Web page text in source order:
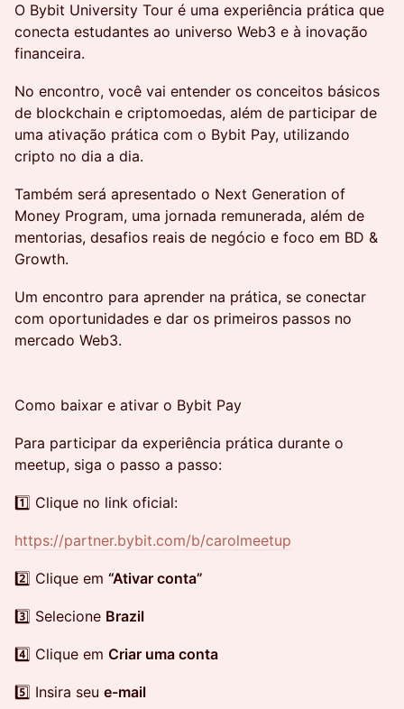
O Bybit University Tour é uma experiência prática que
conecta estudantes ao universo Web3 e à inovação
financeira.
No encontro, você vai entender os conceitos básicos
de blockchain e criptomoedas, além de participar de
uma ativação prática com o Bybit Pay, utilizando
cripto no dia a dia.
Também será apresentado o Next Generation of
Money Program, uma jornada remunerada, além de
mentorias, desafios reais de negócio e foco em BD &
Growth.
Um encontro para aprender na prática, se conectar
com oportunidades e dar os primeiros passos no
mercado Web3.
Como baixar e ativar o Bybit Pay
Para participar da experiência prática durante o
meetup, siga o passo a passo:
1️⃣ Clique no link oficial:
https://partner.bybit.com/b/carolmeetup
2️⃣ Clique em “Ativar conta”
3️⃣ Selecione Brazil
4️⃣ Clique em Criar uma conta
5️⃣ Insira seu e-mail